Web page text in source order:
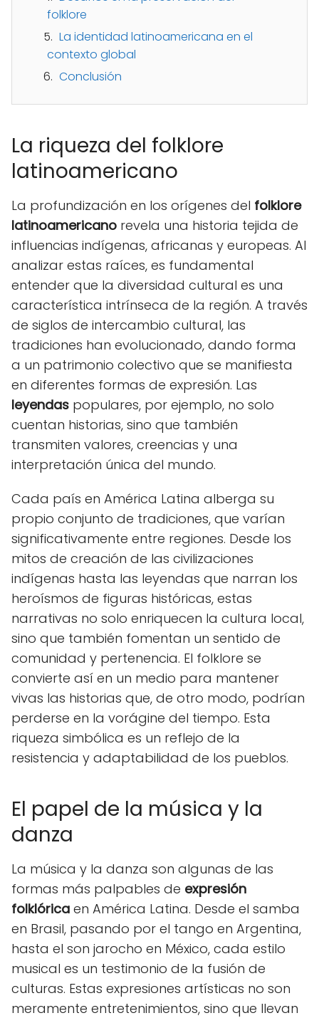
folklore
La identidad latinoamericana en el
contexto global
Conclusión
La riqueza del folklore
latinoamericano
La profundización en los orígenes del folklore
latinoamericano revela una historia tejida de
influencias indígenas, africanas y europeas. Al
analizar estas raíces, es fundamental
entender que la diversidad cultural es una
característica intrínseca de la región. A través
de siglos de intercambio cultural, las
tradiciones han evolucionado, dando forma
a un patrimonio colectivo que se manifiesta
en diferentes formas de expresión. Las
leyendas populares, por ejemplo, no solo
cuentan historias, sino que también
transmiten valores, creencias y una
interpretación única del mundo.
Cada país en América Latina alberga su
propio conjunto de tradiciones, que varían
significativamente entre regiones. Desde los
mitos de creación de las civilizaciones
indígenas hasta las leyendas que narran los
heroísmos de figuras históricas, estas
narrativas no solo enriquecen la cultura local,
sino que también fomentan un sentido de
comunidad y pertenencia. El folklore se
convierte así en un medio para mantener
vivas las historias que, de otro modo, podrían
perderse en la vorágine del tiempo. Esta
riqueza simbólica es un reflejo de la
resistencia y adaptabilidad de los pueblos.
El papel de la música y la
danza
La música y la danza son algunas de las
formas más palpables de expresión
folklórica en América Latina. Desde el samba
en Brasil, pasando por el tango en Argentina,
hasta el son jarocho en México, cada estilo
musical es un testimonio de la fusión de
culturas. Estas expresiones artísticas no son
meramente entretenimientos, sino que llevan